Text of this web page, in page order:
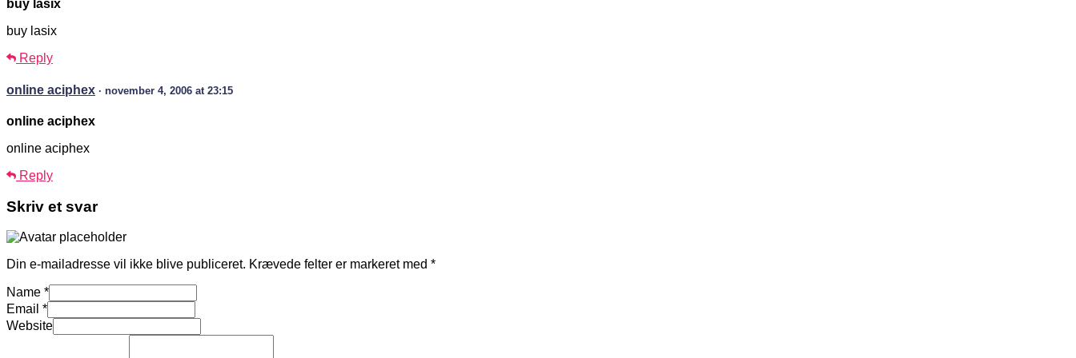
buy lasix
buy lasix
Reply
online aciphex · november 4, 2006 at 23:15
online aciphex
online aciphex
Reply
Skriv et svar
Din e-mailadresse vil ikke blive publiceret. Krævede felter er markeret med *
Name *
Email *
Website